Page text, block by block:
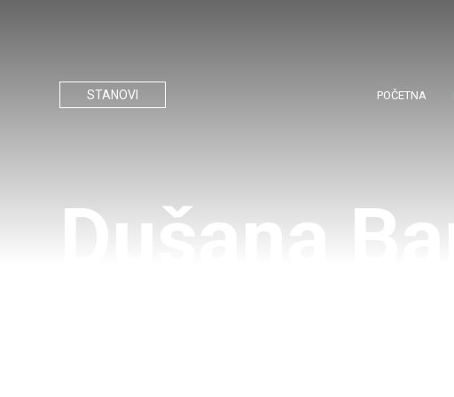
Dušana
STANOVI POČETNA